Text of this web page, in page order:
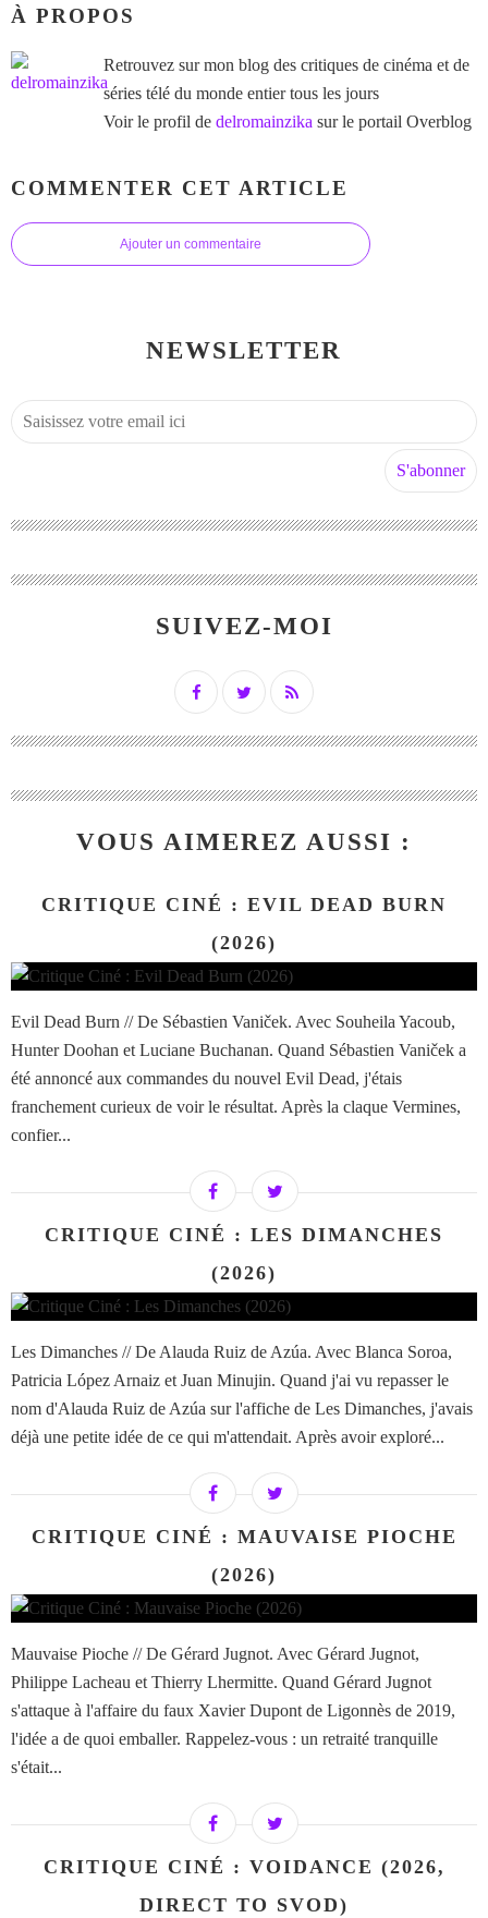
À PROPOS
Retrouvez sur mon blog des critiques de cinéma et de
séries télé du monde entier tous les jours
Voir le profil de delromainzika sur le portail Overblog
COMMENTER CET ARTICLE
Ajouter un commentaire
NEWSLETTER
SUIVEZ-MOI
VOUS AIMEREZ AUSSI :
CRITIQUE CINÉ : EVIL DEAD BURN
(2026)
Evil Dead Burn // De Sébastien Vaniček. Avec Souheila Yacoub,
Hunter Doohan et Luciane Buchanan. Quand Sébastien Vaniček a
été annoncé aux commandes du nouvel Evil Dead, j'étais
franchement curieux de voir le résultat. Après la claque Vermines,
confier...
CRITIQUE CINÉ : LES DIMANCHES
(2026)
Les Dimanches // De Alauda Ruiz de Azúa. Avec Blanca Soroa,
Patricia López Arnaiz et Juan Minujin. Quand j'ai vu repasser le
nom d'Alauda Ruiz de Azúa sur l'affiche de Les Dimanches, j'avais
déjà une petite idée de ce qui m'attendait. Après avoir exploré...
CRITIQUE CINÉ : MAUVAISE PIOCHE
(2026)
Mauvaise Pioche // De Gérard Jugnot. Avec Gérard Jugnot,
Philippe Lacheau et Thierry Lhermitte. Quand Gérard Jugnot
s'attaque à l'affaire du faux Xavier Dupont de Ligonnès de 2019,
l'idée a de quoi emballer. Rappelez-vous : un retraité tranquille
s'était...
CRITIQUE CINÉ : VOIDANCE (2026,
DIRECT TO SVOD)